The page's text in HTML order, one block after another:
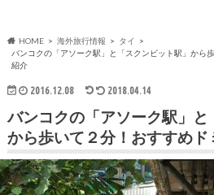
HOME 海外旅行情報
タイ
バンコクの「アソーク駅」と「スクンビット駅」から
紹介
2016.12.08 2018.04.14
バンコクの「アソーク駅」と
から歩いて２分！おすすめ